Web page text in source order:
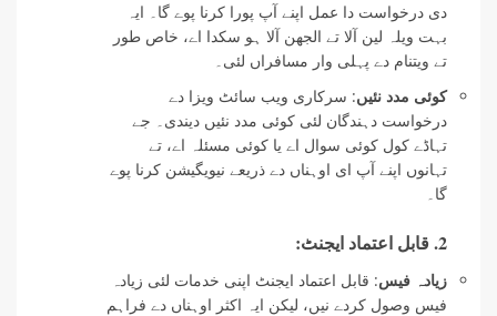
دی درخواست دا عمل اپنے آپ پورا کرنا پوے گا۔ ایہ
بہت ویلہ لین آلا تے الجھن آلا ہو سکدا اے، خاص طور
تے ویتنام دے پہلی وار مسافراں ​​لئی۔
کوئی مدد نئیں: سرکاری ویب سائٹ ویزا دے
درخواست دہندگان لئی کوئی مدد نئیں دیندی۔ جے
تہاڈے کول کوئی سوال اے یا کوئی مسئلہ اے، تے
تہانوں اپنے آپ ای اوہناں دے ذریعے نیویگیشن کرنا پوے
گا۔
2. قابل اعتماد ایجنٹ:
زیادہ فیس: قابل اعتماد ایجنٹ اپنی خدمات لئی زیادہ
فیس وصول کردے نیں، لیکن ایہ اکثر اوہناں دے فراہم